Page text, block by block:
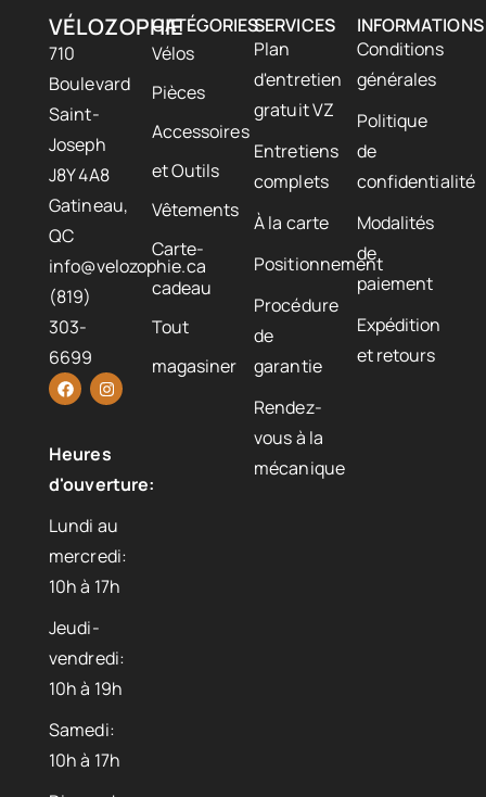
VÉLOZOPHIE
710
Boulevard
Saint-
Joseph
J8Y 4A8
Gatineau,
QC
info@velozophie.ca
(819)
303-
6699
Heures
d'ouverture:
Lundi au
mercredi:
10h à 17h
Jeudi-
vendredi:
10h à 19h
Samedi:
10h à 17h
CATÉGORIES
Vélos
Pièces
Accessoires
et Outils
Vêtements
Carte-
cadeau
Tout
magasiner
SERVICES
Plan
d'entretien
gratuit VZ
Entretiens
complets
À la carte
Positionnement
Procédure
de
garantie
Rendez-
vous à la
mécanique
INFORMATIONS
Conditions
générales
Politique
de
confidentialité
Modalités
de
paiement
Expédition
et retours